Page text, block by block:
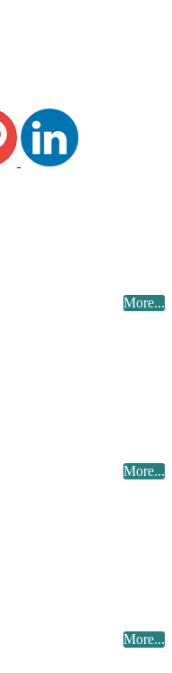
More...
More...
More...